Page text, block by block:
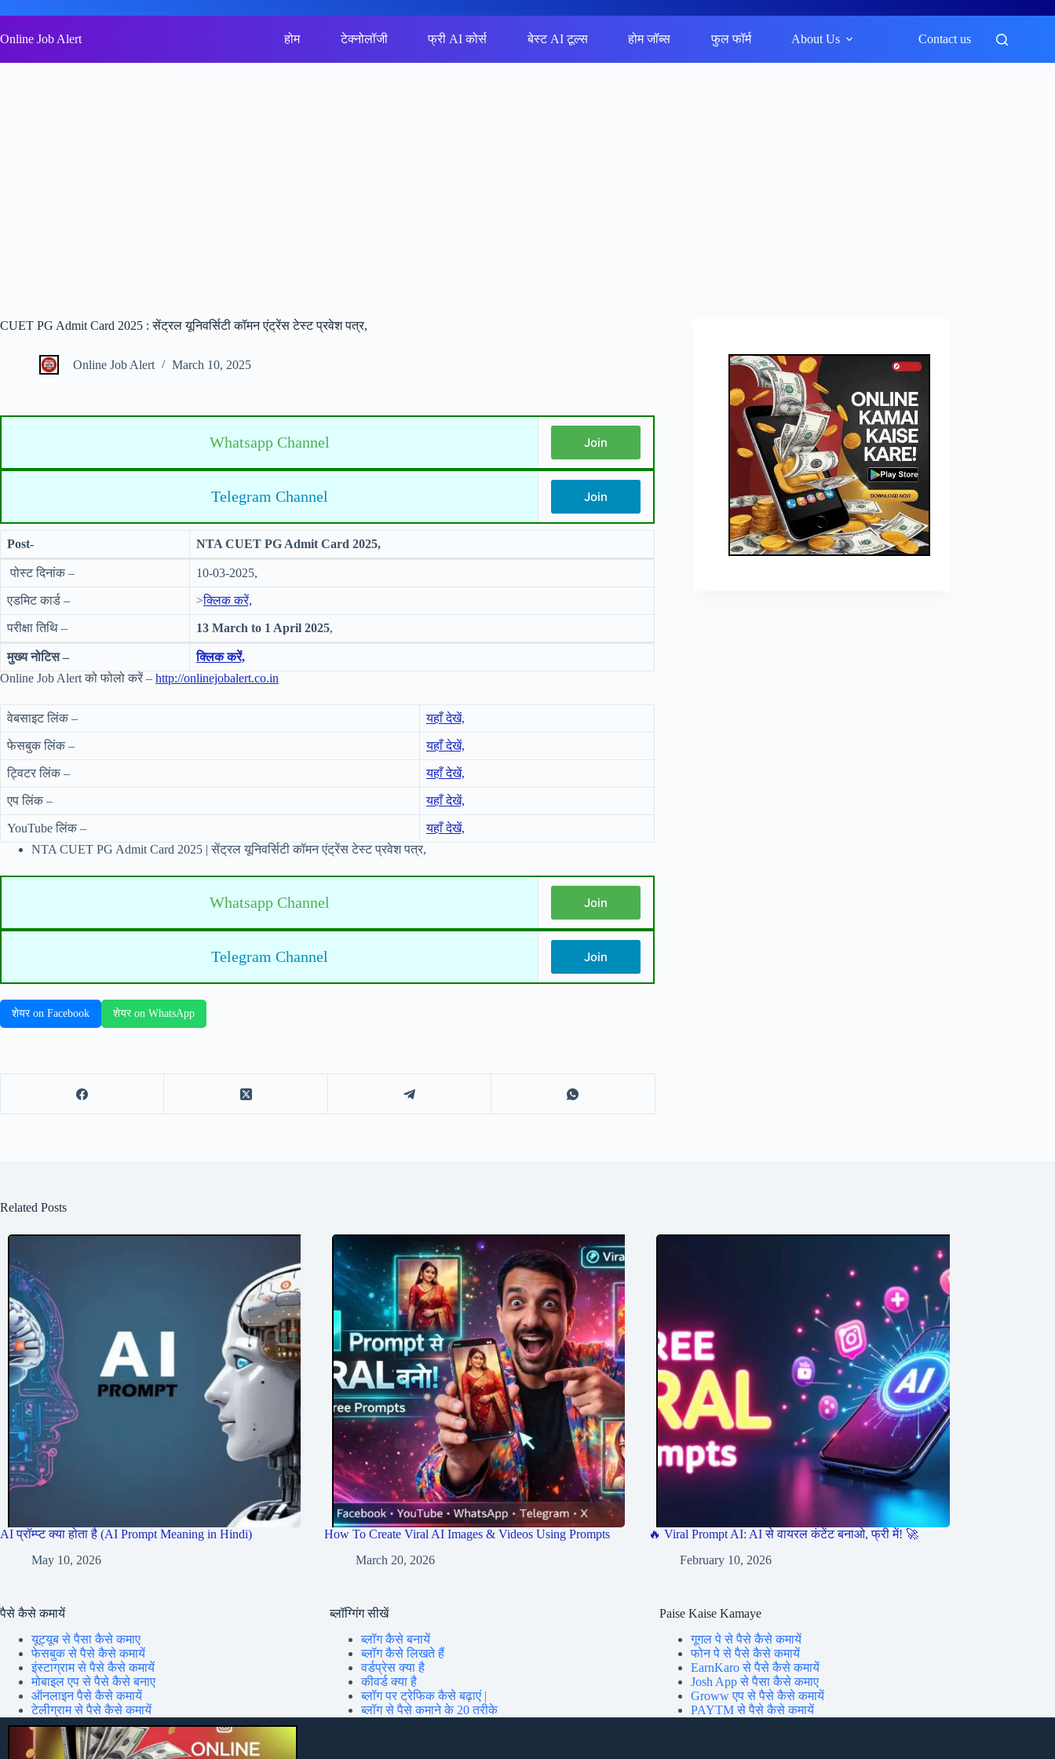
to
content
Online Job Alert होम टेक्नोलॉजी फ्री AI कोर्स बेस्ट AI टूल्स होम जॉब्स फुल फॉर्म About Us Contact us
CUET PG Admit Card 2025 : सेंट्रल यूनिवर्सिटी कॉमन एंट्रेंस टेस्ट प्रवेश पत्र,
Online Job Alert March 10, 2025
Whatsapp Channel Join
Telegram Channel Join
Post- NTA CUET PG Admit Card 2025,
पोस्ट दिनांक – 10-03-2025,
एडमिट कार्ड – >क्लिक करें,
परीक्षा तिथि – 13 March to 1 April 2025,
मुख्य नोटिस –
क्लिक करें,
Online Job Alert को फोलो करें – http://onlinejobalert.co.in
वेबसाइट लिंक – यहाँ देखें,
फेसबुक लिंक – यहाँ देखें,
ट्विटर लिंक – यहाँ देखें,
एप लिंक – यहाँ देखें,
YouTube लिंक –
यहाँ देखें,
NTA CUET PG Admit Card 2025 | सेंट्रल यूनिवर्सिटी कॉमन एंट्रेंस टेस्ट प्रवेश पत्र,
Whatsapp Channel Join
Telegram Channel Join
शेयर on Facebook शेयर on WhatsApp
Related Posts
AI प्रॉम्प्ट क्या होता है (AI Prompt Meaning in Hindi)
May 10, 2026
How To Create Viral AI Images & Videos Using Prompts
March 20, 2026
🔥 Viral Prompt AI: AI से वायरल कंटेंट बनाओ, फ्री में! 🚀
February 10, 2026
पैसे कैसे कमायें
यूट्यूब से पैसा कैसे कमाए
फेसबुक से पैसे कैसे कमायें
इंस्टाग्राम से पैसे कैसे कमायें
मोबाइल एप से पैसे कैसे बनाए
ऑनलाइन पैसे कैसे कमायें
टेलीग्राम से पैसे कैसे कमायें
ब्लॉग्गिंग सीखें
ब्लॉग कैसे बनायें
ब्लॉग कैसे लिखते हैं
वर्डप्रेस क्या है
कीवर्ड क्या है
ब्लॉग पर ट्रेफिक कैसे बढ़ाएं |
ब्लॉग से पैसे कमाने के 20 तरीके
Paise Kaise Kamaye
गूगल पे से पैसे कैसे कमायें
फोन पे से पैसे कैसे कमायें
EarnKaro से पैसे कैसे कमायें
Josh App से पैसा कैसे कमाए
Groww एप से पैसे कैसे कमायें
PAYTM से पैसे कैसे कमायें